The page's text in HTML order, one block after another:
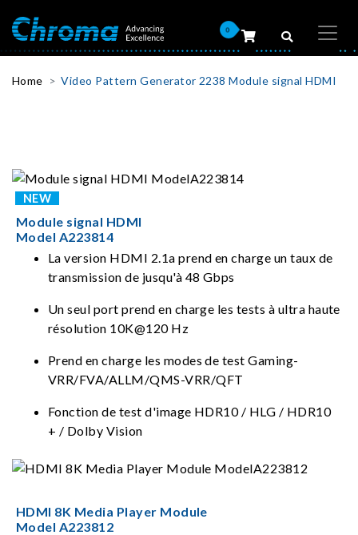
0
Home Video Pattern Generator 2238 Module signal HDMI
Module signal HDMI
Model A223814
La version HDMI 2.1a prend en charge un taux de
transmission de jusqu'à 48 Gbps
Un seul port prend en charge les tests à ultra haute
résolution 10K@120 Hz
Prend en charge les modes de test Gaming-
VRR/FVA/ALLM/QMS-VRR/QFT
Fonction de test d'image HDR10 / HLG / HDR10
+ / Dolby Vision
HDMI 8K Media Player Module
Model A223812